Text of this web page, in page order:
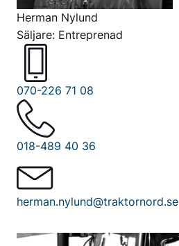
Herman Nylund
Säljare: Entreprenad
070-226 71 08
018-489 40 36
herman.nylund@traktornord.se